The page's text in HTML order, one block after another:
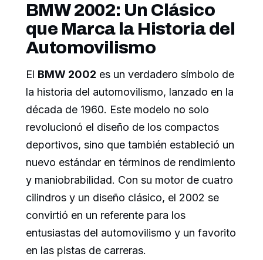
BMW 2002: Un Clásico
que Marca la Historia del
Automovilismo
El BMW 2002 es un verdadero símbolo de
la historia del automovilismo, lanzado en la
década de 1960. Este modelo no solo
revolucionó el diseño de los compactos
deportivos, sino que también estableció un
nuevo estándar en términos de rendimiento
y maniobrabilidad. Con su motor de cuatro
cilindros y un diseño clásico, el 2002 se
convirtió en un referente para los
entusiastas del automovilismo y un favorito
en las pistas de carreras.